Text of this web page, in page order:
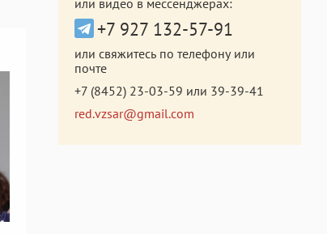
или видео в мессенджерах:
+7 927 132-57-91
или свяжитесь по телефону или
почте
+7 (8452) 23-03-59 или 39-39-41
red.vzsar@gmail.com